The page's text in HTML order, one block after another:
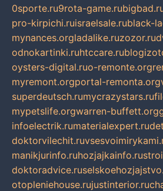
0sporte.ru9rota-game.ru
pro-kirpichi.ruisraelsale.rublack-
mynances.orgladalike.ruzozor.ru
odnokartinki.ruhtccare.ru
oysters-digital.ruo-remonte.org
myremont.orgportal-remonta.org
superdeutsch.rumycrazystars.ru
mypetslife.orgwarren-buffett.org
infoelectrik.rumaterialexpert.ru
doktorvilechit.ru
manikjurinfo.ruhozjajkainfo.ru
doktoradvice.ru
otopleniehouse.rujustinterior.ru